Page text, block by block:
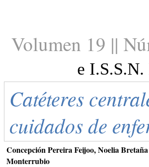
Volumen 19 ||
e
Catéteres
cuidados de
Concepción Pereira Feijoo, Noelia
Monterrubio